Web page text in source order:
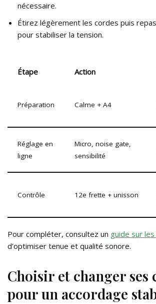
nécessaire.
Étirez légèrement les cordes puis
pour stabiliser la tension.
Étape Action
Préparation Calme + A4
Réglage en
ligne
Micro, noise gate,
sensibilité
Contrôle 12e frette + unisson
Pour compléter, consultez un guide sur
d’optimiser tenue et qualité sonore.
Choisir et changer ses
pour un accordage